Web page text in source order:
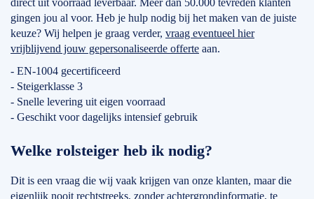
direct uit voorraad leverbaar. Meer dan 50.000 tevreden klanten
gingen jou al voor. Heb je hulp nodig bij het maken van de juiste
keuze? Wij helpen je graag verder, vraag eventueel hier
vrijblijvend jouw gepersonaliseerde offerte aan.
- EN-1004 gecertificeerd
- Steigerklasse 3
- Snelle levering uit eigen voorraad
- Geschikt voor dagelijks intensief gebruik
Welke rolsteiger heb ik nodig?
Dit is een vraag die wij vaak krijgen van onze klanten, maar die
eigenlijk nooit rechtstreeks, zonder achtergrondinformatie, te